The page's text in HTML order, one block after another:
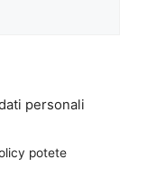
personali
potete